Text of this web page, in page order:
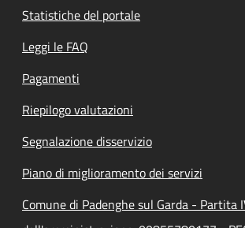
Statistiche del portale
Leggi le FAQ
Pagamenti
Riepilogo valutazioni
Segnalazione disservizio
Piano di miglioramento dei servizi
Comune di Padenghe sul Garda - Partita